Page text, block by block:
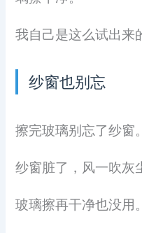
我自己是这么试出来
纱窗也别忘
擦完玻璃别忘了纱窗。
纱窗脏了，风一吹灰
玻璃擦再干净也没用。